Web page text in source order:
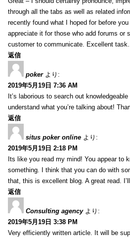
through all the tabs as well as related
recently found what I hoped for before
appreciate it for those who add forums or
customer to communicate. Excellent task..
返信
poker より:
2019年5月19日 7:36 AM
It’s laborious to search out
understand what you’re talking about!
返信
situs poker online より:
2019年5月19日 2:18 PM
Its like you read my mind! You appear to
something. I think that you can do with
that, this is excellent blog. A great read.
返信
Consulting agency より:
2019年5月19日 3:38 PM
Very efficiently written article. It will be